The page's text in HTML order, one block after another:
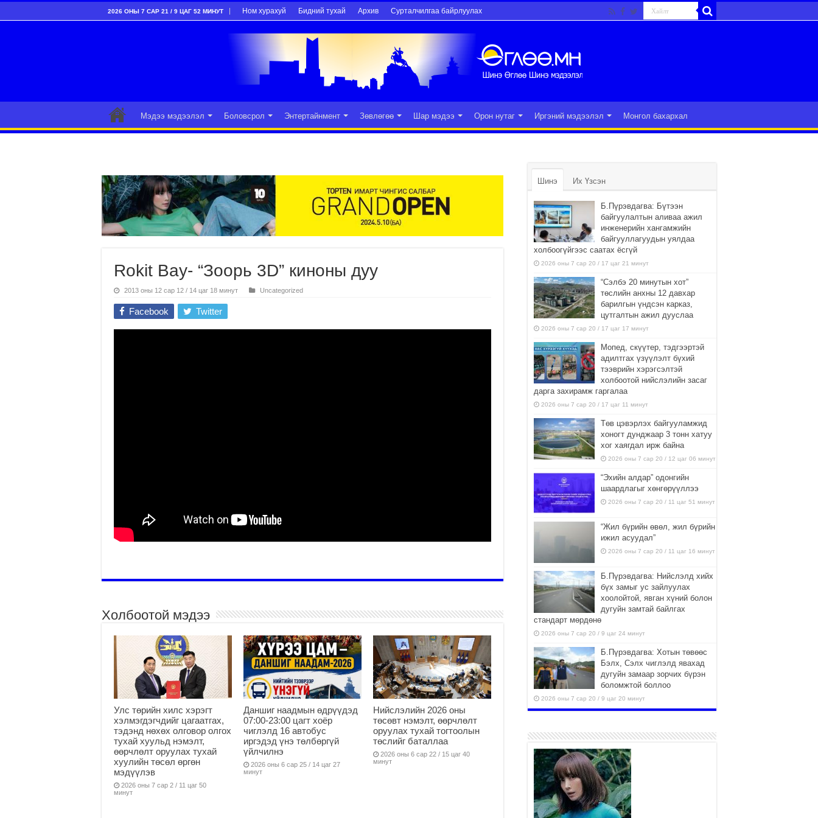
2026 ОНЫ 7 САР 21 / 9 ЦАГ 52 МИНУТ Ном хурахуй Бидний тухай Архив Сурталчилгаа байрлуулах
Мэдээ мэдээлэл Боловсрол Энтертайнмент Зөвлөгөө Шар мэдээ Орон нутаг Иргэний мэдээлэл Монгол бахархал
Rokit Bay- “Зоорь 3D” киноны дуу
2013 оны 12 сар 12 / 14 цаг 18 минут Uncategorized
Facebook Twitter
Холбоотой мэдээ
Улс төрийн хилс хэрэгт
хэлмэгдэгчдийг цагаатгах,
тэдэнд нөхөх олговор олгох
тухай хуульд нэмэлт,
өөрчлөлт оруулах тухай
хуулийн төсөл өргөн
мэдүүлэв
2026 оны 7 сар 2 / 11 цаг 50
минут
Даншиг наадмын өдрүүдэд
07:00-23:00 цагт хоёр
чиглэлд 16 автобус
иргэдэд үнэ төлбөргүй
үйлчилнэ
2026 оны 6 сар 25 / 14 цаг 27
минут
Нийслэлийн 2026 оны
төсөвт нэмэлт, өөрчлөлт
оруулах тухай тогтоолын
төслийг баталлаа
2026 оны 6 сар 22 / 15 цаг 40
минут
Шинэ Их Үзсэн
Б.Пүрэвдагва: Бүтээн
байгуулалтын аливаа ажил
инженерийн хангамжийн
байгууллагуудын уялдаа
холбоогүйгээс саатах ёсгүй
2026 оны 7 сар 20 / 17 цаг 21 минут
“Сэлбэ 20 минутын хот”
төслийн анхны 12 давхар
барилгын үндсэн карказ,
цутгалтын ажил дууслаа
2026 оны 7 сар 20 / 17 цаг 17 минут
Мопед, скүүтер, тэдгээртэй
адилтгах үзүүлэлт бүхий
тээврийн хэрэгсэлтэй
холбоотой нийслэлийн засаг
дарга захирамж гаргалаа
2026 оны 7 сар 20 / 17 цаг 11 минут
Төв цэвэрлэх байгууламжид
хоногт дунджаар 3 тонн хатуу
хог хаягдал ирж байна
2026 оны 7 сар 20 / 12 цаг 06 минут
“Эхийн алдар” одонгийн
шаардлагыг хөнгөрүүллээ
2026 оны 7 сар 20 / 11 цаг 51 минут
“Жил бүрийн өвөл, жил бүрийн
ижил асуудал”
2026 оны 7 сар 20 / 11 цаг 16 минут
Б.Пүрэвдагва: Нийслэлд хийх
бүх замыг ус зайлуулах
хоолойтой, явган хүний болон
дугуйн замтай байлгах
стандарт мөрдөнө
2026 оны 7 сар 20 / 9 цаг 24 минут
Б.Пүрэвдагва: Хотын төвөөс
Бэлх, Сэлх чиглэлд явахад
дугуйн замаар зорчих бүрэн
боломжтой боллоо
2026 оны 7 сар 20 / 9 цаг 20 минут
шугам хоолойн ажил 80
хувьтай үргэлжилж байна
2026 оны 7 сар 20 / 9 цаг 14 минут
Усархаг аадар бороо орж
байгаа тул аюулгүй байдлаа
хангаж, үер усны аюулаас
сэрэмжлэхийг нийслэлийн